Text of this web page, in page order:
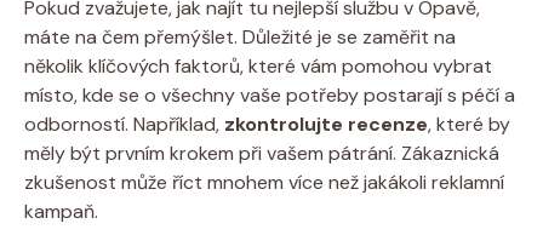
Pokud zvažujete, jak najít tu nejlepší službu v Opavě,
máte na čem přemýšlet. Důležité je se zaměřit na
několik klíčových faktorů, které vám pomohou vybrat
místo, kde se o všechny vaše potřeby postarají s péčí a
odborností. Například, zkontrolujte recenze, které by
měly být prvním krokem při vašem pátrání. Zákaznická
zkušenost může říct mnohem více než jakákoli reklamní
kampaň.